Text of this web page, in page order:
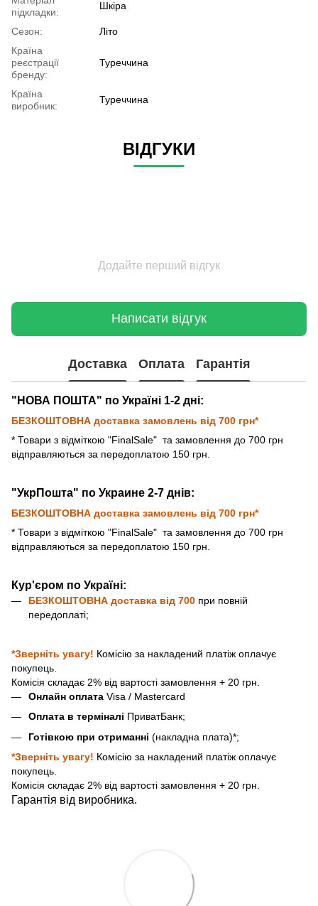
підкладки:
Шкіра
Сезон:
Літо
Країна
реєстрації
бренду:
Туреччина
Країна
виробник:
Туреччина
ВІДГУКИ
Додайте перший відгук
Написати відгук
Доставка Оплата Гарантія
"НОВА ПОШТА" по Україні 1-2 дні:
БЕЗКОШТОВНА доставка замовлень від 700 грн*
* Товари з відміткою "FinalSale" та замовлення до 700 грн
відправляються за передоплатою 150 грн.
"УкрПошта" по Украине 2-7 днів:
БЕЗКОШТОВНА доставка замовлень від 700 грн*
* Товари з відміткою "FinalSale" та замовлення до 700 грн
відправляються за передоплатою 150 грн.
Кур'єром по Україні:
БЕЗКОШТОВНА доставка від 700 при повній
передоплаті;
*Зверніть увагу! Комісію за накладений платіж оплачує
покупець.
Комісія складає 2% від вартості замовлення + 20 грн.
Онлайн оплата Visa / Mastercard
Оплата в терміналі ПриватБанк;
Готівкою при отриманні (накладна плата)*;
*Зверніть увагу! Комісію за накладений платіж оплачує
покупець.
Комісія складає 2% від вартості замовлення + 20 грн.
Гарантія від виробника.